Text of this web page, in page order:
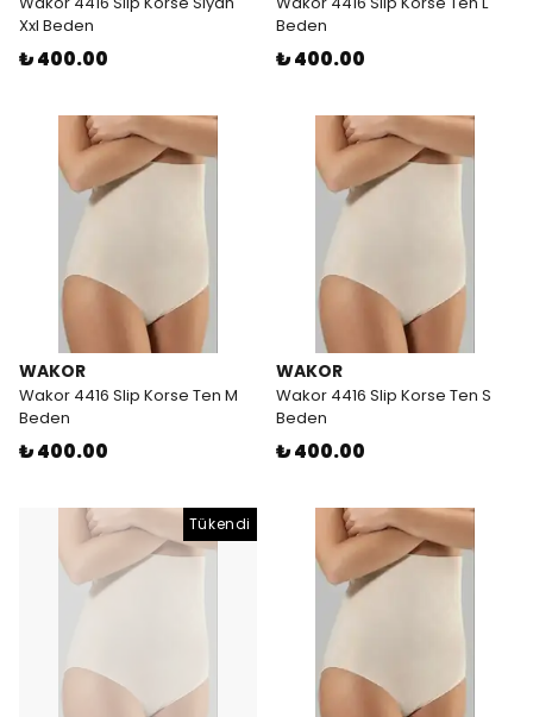
Xxl Beden
₺ 400.00
Beden
₺ 400.00
WAKOR
Wakor 4416 Slip Korse Ten M
Beden
₺ 400.00
WAKOR
Wakor 4416 Slip Korse Ten S
Beden
₺ 400.00
Tükendi